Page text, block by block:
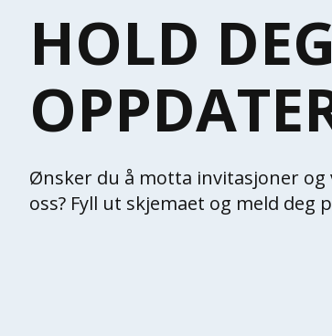
HOLD DEG
Ønsker du å motta invitasjoner
oss? Fyll ut skjemaet og meld deg